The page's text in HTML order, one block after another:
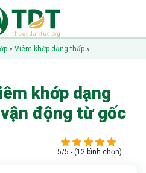
» Viêm khớp dạng thấp »
khớp dạng
động từ gốc
5/5 - (12 bình chọn)